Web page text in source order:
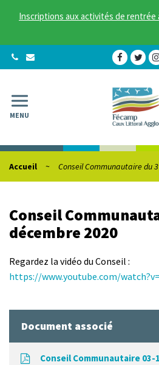
Inscriptions aux activités de rentrée
Lien
le
compte
Facebook
Lien
le
MENU
Accueil Conseil Communautaire du
Conseil
décembre 2020
Regardez la vidéo du Conseil :
https://www.youtube.com/
Document associé
Conseil Communautaire 03-